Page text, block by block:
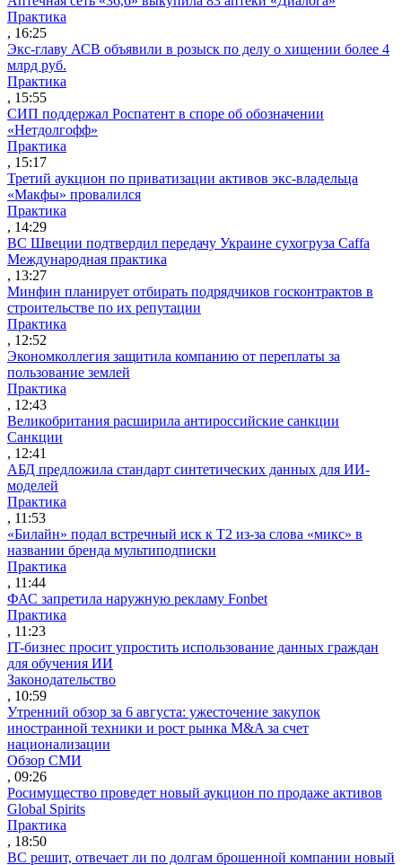
Практика
, 16:25
Экс-главу АСВ объявили в розыск по делу о хищении более 4
млрд руб.
Практика
, 15:55
СИП поддержал Роспатент в споре об обозначении
«Нетдолгофф»
Практика
, 15:17
Третий аукцион по приватизации активов экс-владельца
«Макфы» провалился
Практика
, 14:29
ВС Швеции подтвердил передачу Украине сухогруза Caffa
Международная практика
, 13:27
Минфин планирует отбирать подрядчиков госконтрактов в
строительстве по их репутации
Практика
, 12:52
Экономколлегия защитила компанию от переплаты за
пользование землей
Практика
, 12:43
Великобритания расширила антироссийские санкции
Санкции
, 12:41
АБД предложила стандарт синтетических данных для ИИ-
моделей
Практика
, 11:53
«Билайн» подал встречный иск к Т2 из-за слова «микс» в
названии бренда мультиподписки
Практика
, 11:44
ФАС запретила наружную рекламу Fonbet
Практика
, 11:23
IT-бизнес просит упростить использование данных граждан
для обучения ИИ
Законодательство
, 10:59
Утренний обзор за 6 августа: ужесточение закупок
иностранной техники и рост рынка M&A за счет
национализации
Обзор СМИ
, 09:26
Росимущество проведет новый аукцион по продаже активов
Global Spirits
Практика
, 18:50
ВС решит, отвечает ли по долгам брошенной компании новый